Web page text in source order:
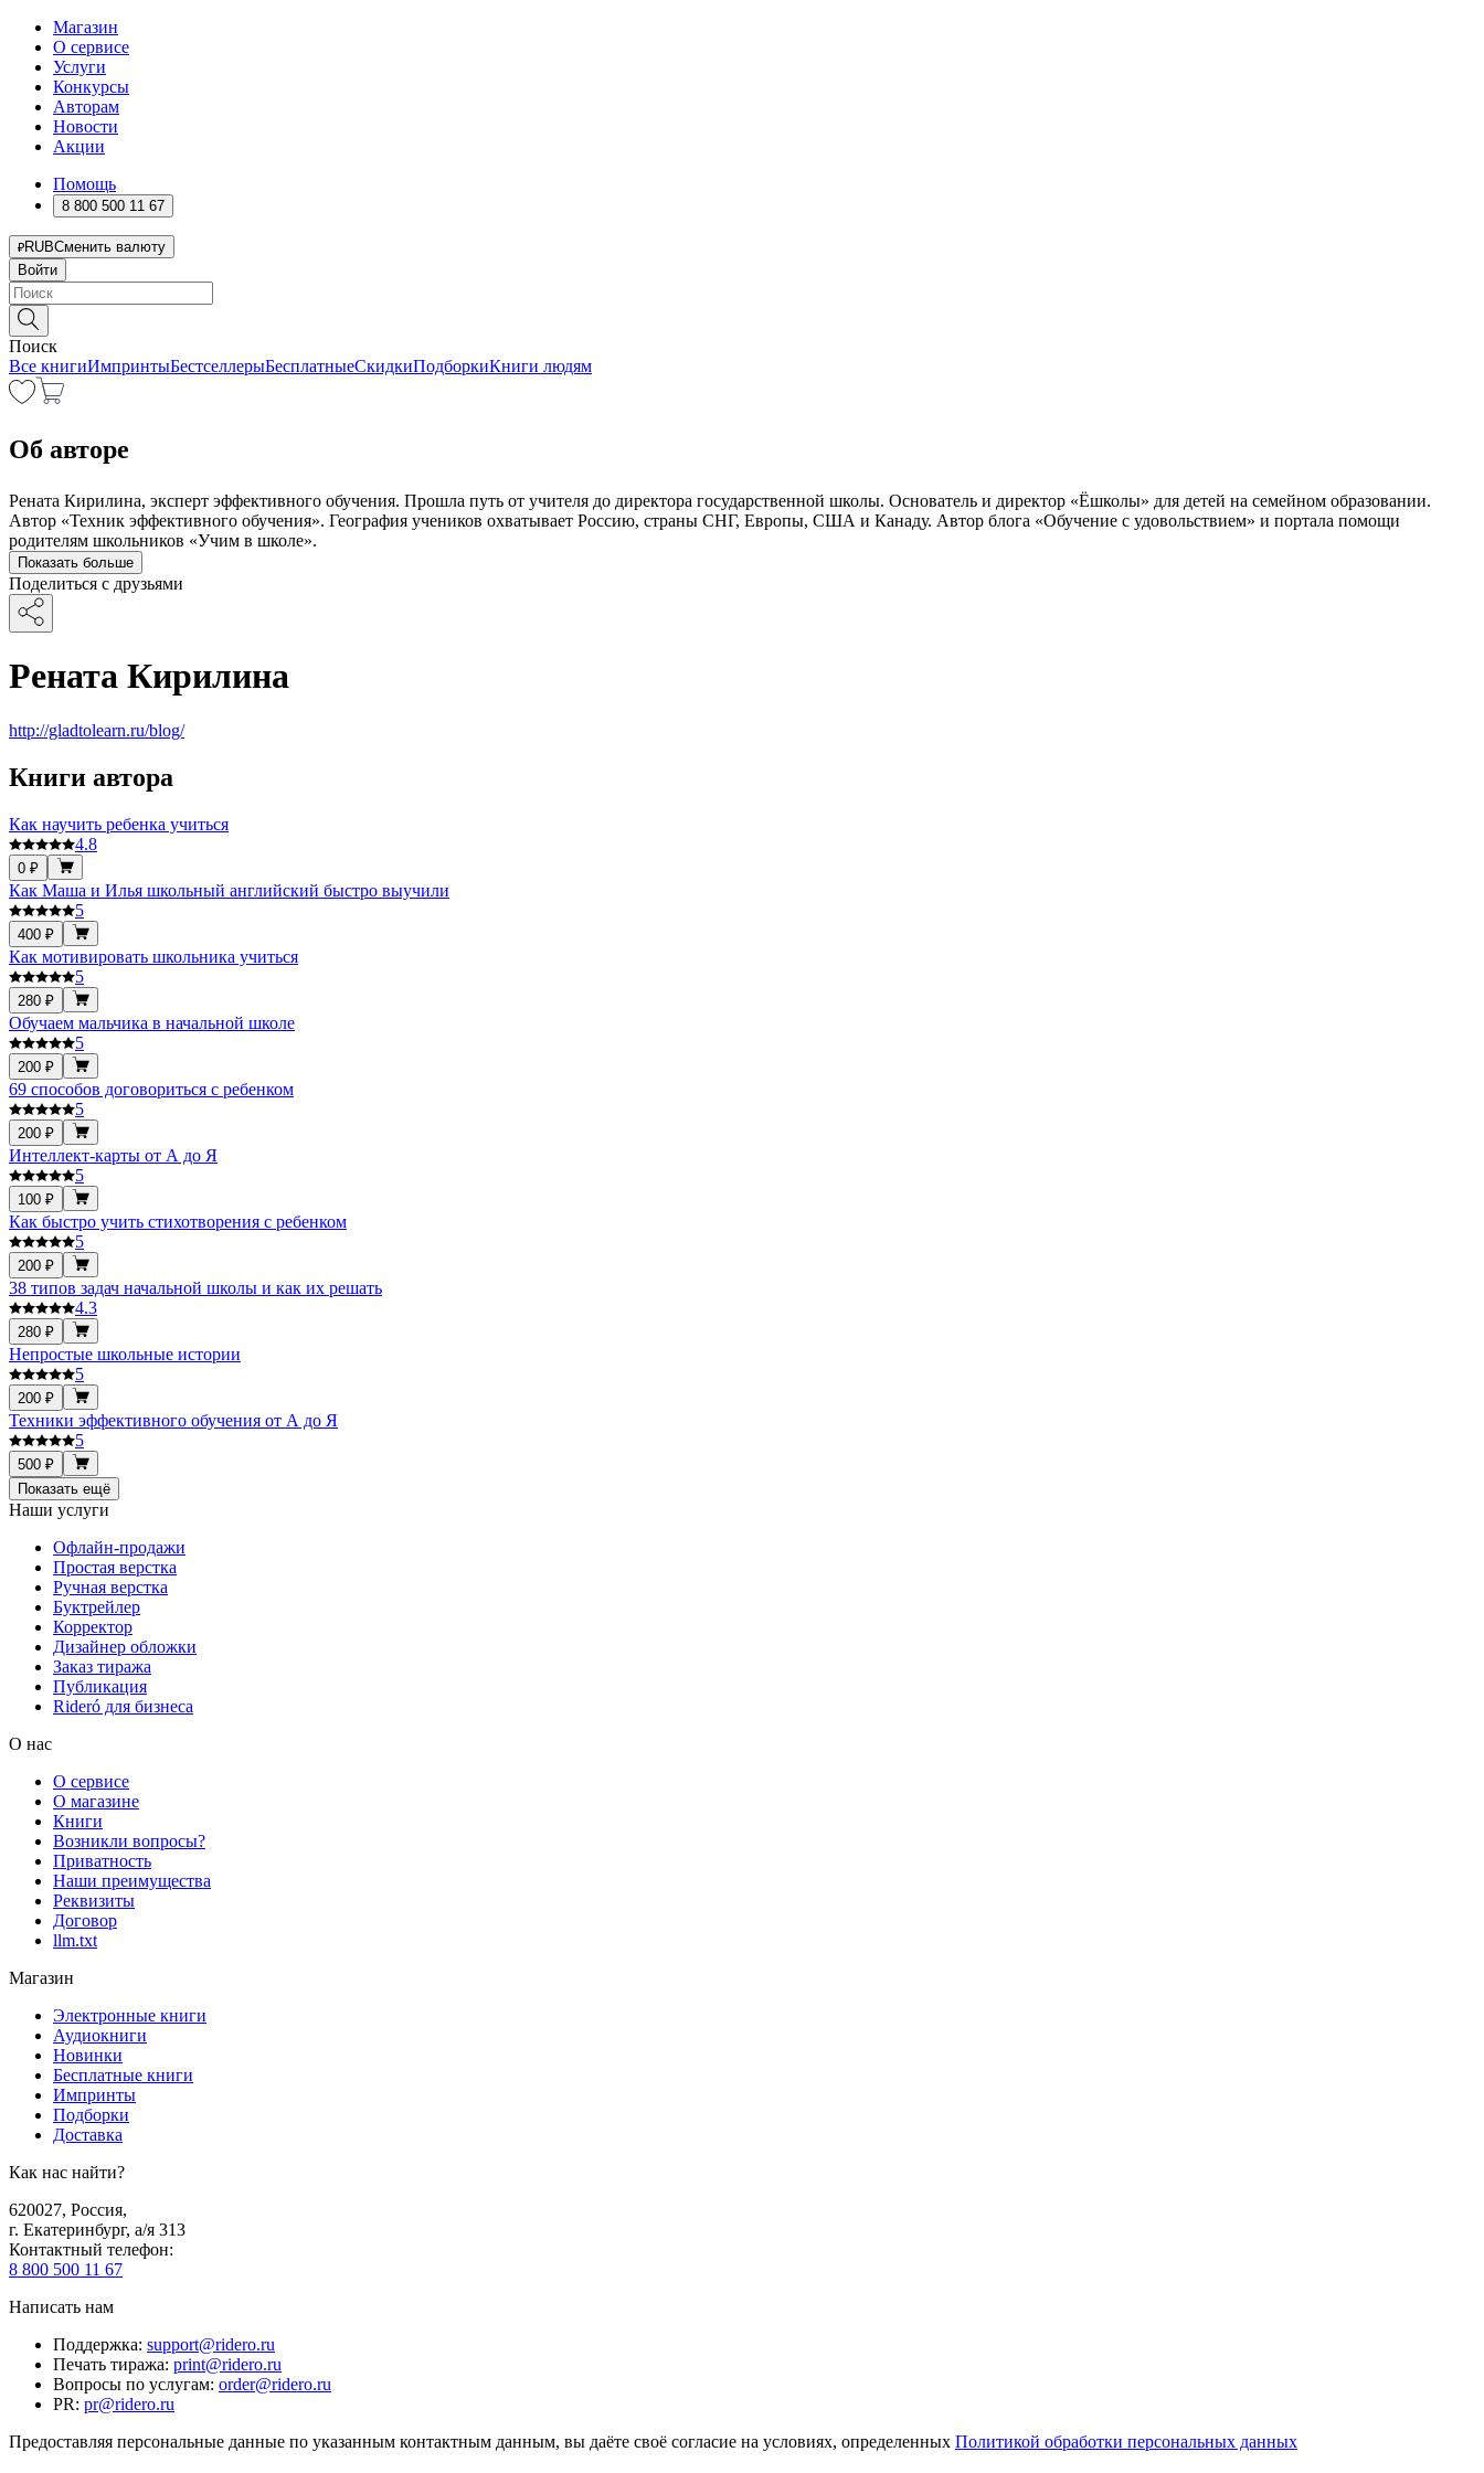
Магазин
О сервисе
Услуги
Конкурсы
Авторам
Новости
Акции
Помощь
8 800 500 11 67
RUBСменить валюту
Войти
Поиск
Все книгиИмпринтыБестселлерыБесплатныеСкидкиПодборкиКниги людям
Об авторе
Рената Кирилина, эксперт эффективного обучения. Прошла путь от учителя до директора государственной школы. Основатель и директор «Ёшколы» для детей на семейном образовании.
Автор «Техник эффективного обучения». География учеников охватывает Россию, страны СНГ, Европы, США и Канаду. Автор блога «Обучение с удовольствием» и портала помощи
родителям школьников «Учим в школе».
Показать больше
Поделиться с друзьями
Рената Кирилина
http://gladtolearn.ru/blog/
Книги автора
Как научить ребенка учиться
4.8
0 ₽
Как Маша и Илья школьный английский быстро выучили
5
400 ₽
Как мотивировать школьника учиться
5
280 ₽
Обучаем мальчика в начальной школе
5
200 ₽
69 способов договориться с ребенком
5
200 ₽
Интеллект-карты от А до Я
5
100 ₽
Как быстро учить стихотворения с ребенком
5
200 ₽
38 типов задач начальной школы и как их решать
4.3
280 ₽
Непростые школьные истории
5
200 ₽
Техники эффективного обучения от А до Я
5
500 ₽
Показать ещё
Наши услуги
Офлайн-продажи
Простая верстка
Ручная верстка
Буктрейлер
Корректор
Дизайнер обложки
Заказ тиража
Публикация
Rideró для бизнеса
О нас
О сервисе
О магазине
Книги
Возникли вопросы?
Приватность
Наши преимущества
Реквизиты
Договор
llm.txt
Магазин
Электронные книги
Аудиокниги
Новинки
Бесплатные книги
Импринты
Подборки
Доставка
Как нас найти?
620027, Россия,
г. Екатеринбург, а/я 313
Контактный телефон:
8 800 500 11 67
Написать нам
Поддержка: support@ridero.ru
Печать тиража: print@ridero.ru
Вопросы по услугам: order@ridero.ru
PR: pr@ridero.ru
Предоставляя персональные данные по указанным контактным данным, вы даёте своё согласие на условиях, определенных Политикой обработки персональных данных